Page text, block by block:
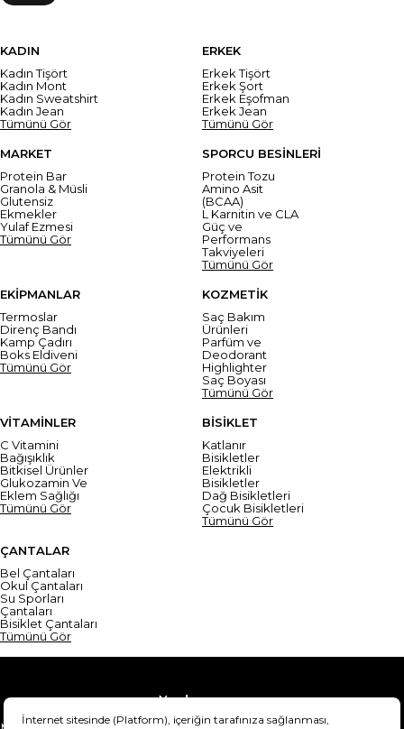
KADIN
Kadın Tişört
Kadın Mont
Kadın Sweatshirt
Kadın Jean
Tümünü Gör
ERKEK
Erkek Tişört
Erkek Şort
Erkek Eşofman
Erkek Jean
Tümünü Gör
MARKET
Protein Bar
Granola & Müsli
Glutensiz
Ekmekler
Yulaf Ezmesi
Tümünü Gör
SPORCU BESİNLERİ
Protein Tozu
Amino Asit
(BCAA)
L Karnitin ve CLA
Güç ve
Performans
Takviyeleri
Tümünü Gör
EKİPMANLAR
Termoslar
Direnç Bandı
Kamp Çadırı
Boks Eldiveni
Tümünü Gör
KOZMETİK
Saç Bakım
Ürünleri
Parfüm ve
Deodorant
Highlighter
Saç Boyası
Tümünü Gör
VİTAMİNLER
C Vitamini
Bağışıklık
Bitkisel Ürünler
Glukozamin Ve
Eklem Sağlığı
Tümünü Gör
BİSİKLET
Katlanır
Bisikletler
Elektrikli
Bisikletler
Dağ Bisikletleri
Çocuk Bisikletleri
Tümünü Gör
ÇANTALAR
Bel Çantaları
Okul Çantaları
Su Sporları
Çantaları
Bisiklet Çantaları
Tümünü Gör
Yardım